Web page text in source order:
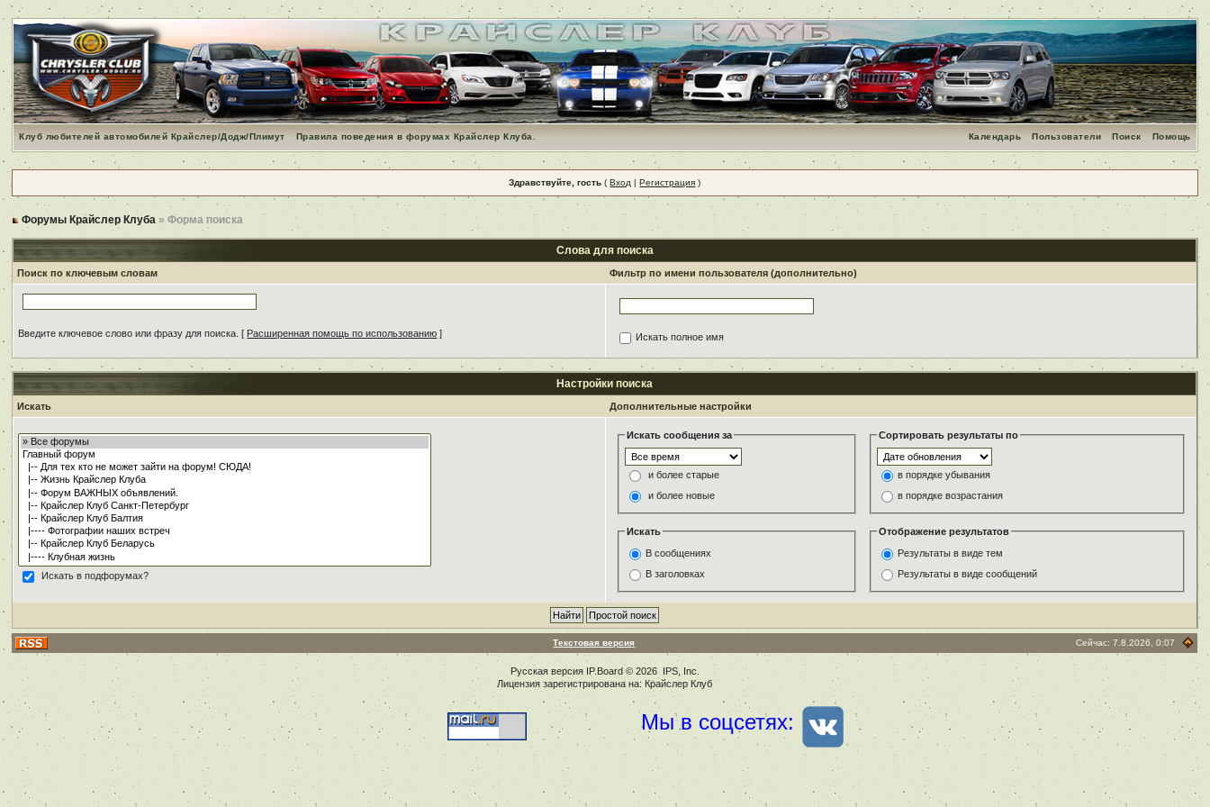
Клуб любителей автомобилей Крайслер/Додж/Плимут Правила поведения в форумах Крайслер Клуба. Помощь
Поиск
Пользователи
Календарь
Здравствуйте, гость (Вход |Регистрация )
Форумы Крайслер Клуба » Форма поиска
Слова для поиска
Поиск по ключевым словам Фильтр по имени пользователя (дополнительно)
Введите ключевое слово или фразу для поиска. [ Расширенная помощь по использованию ] Искать полное имя
Настройки поиска
Искать Дополнительные настройки
Искать в подфорумах?
Искать сообщения за
и более старые
и более новые
Сортировать результаты по
в порядке убывания
в порядке возрастания
Искать
В сообщениях
В заголовках
Отображение результатов
Результаты в виде тем
Результаты в виде сообщений
Текстовая версия Сейчас: 7.8.2026, 0:07
Русская версия IP.Board© 2026 IPS, Inc
Лицензия зарегистрирована на: Крайслер Клуб
Мы в соцсетях: